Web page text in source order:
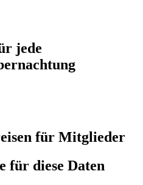
jede
für Mitglieder
für diese Daten